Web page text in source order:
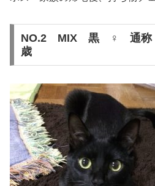
NO.2 MIX 黒 ♀ 通称
歳